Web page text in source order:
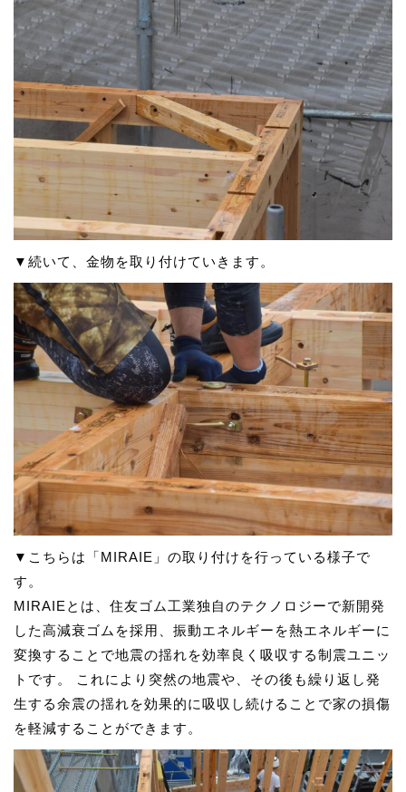
▼続いて、金物を取り付けていきます。
▼こちらは「MIRAIE」の取り付けを行っている様子で
す。
MIRAIEとは、住友ゴム工業独自のテクノロジーで新開発
した高減衰ゴムを採用、振動エネルギーを熱エネルギーに
変換することで地震の揺れを効率良く吸収する制震ユニッ
トです。 これにより突然の地震や、その後も繰り返し発
生する余震の揺れを効果的に吸収し続けることで家の損傷
を軽減することができます。